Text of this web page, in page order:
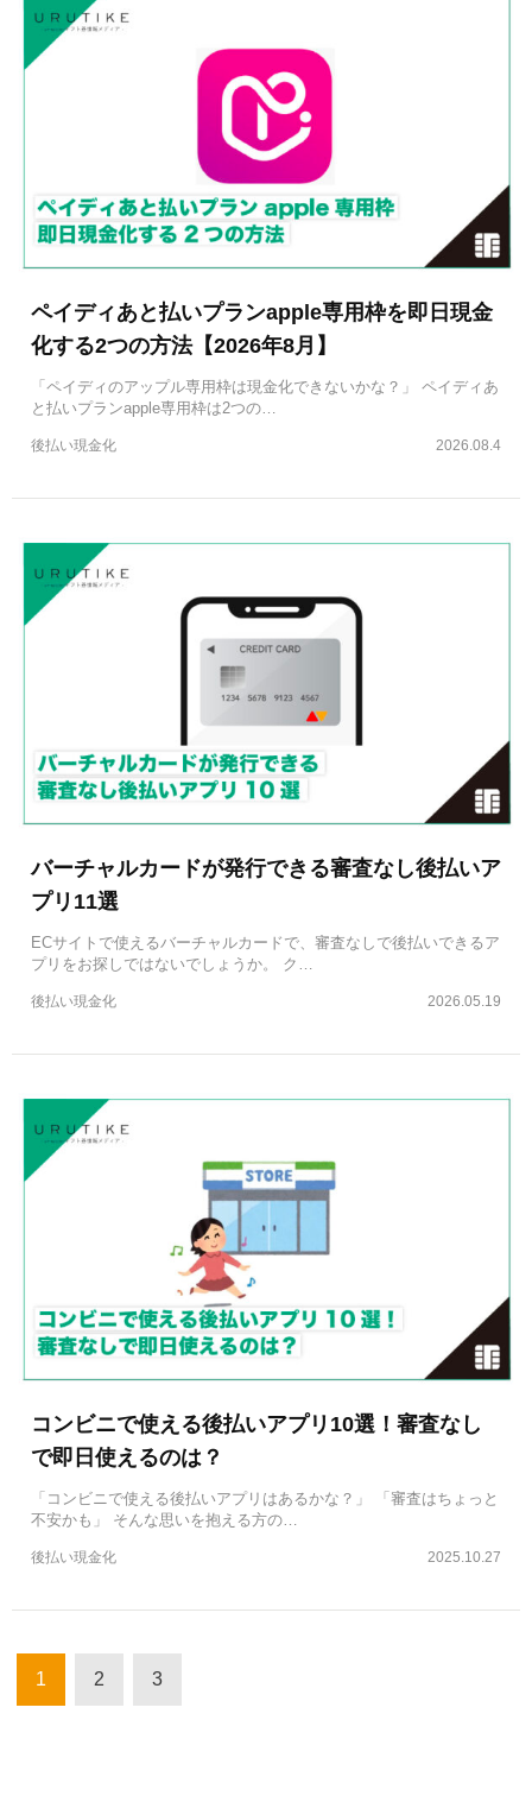
ペイディあと払いプランapple専用枠を即日現金
化する2つの方法【2026年8月】
「ペイディのアップル専用枠は現金化できないかな？」 ペイディあ
と払いプランapple専用枠は2つの…
2026.08.4
後払い現金化
バーチャルカードが発行できる審査なし後払いア
プリ11選
ECサイトで使えるバーチャルカードで、審査なしで後払いできるア
プリをお探しではないでしょうか。 ク…
2026.05.19
後払い現金化
コンビニで使える後払いアプリ10選！審査なし
で即日使えるのは？
「コンビニで使える後払いアプリはあるかな？」 「審査はちょっと
不安かも」 そんな思いを抱える方の…
2025.10.27
後払い現金化
1 2 3